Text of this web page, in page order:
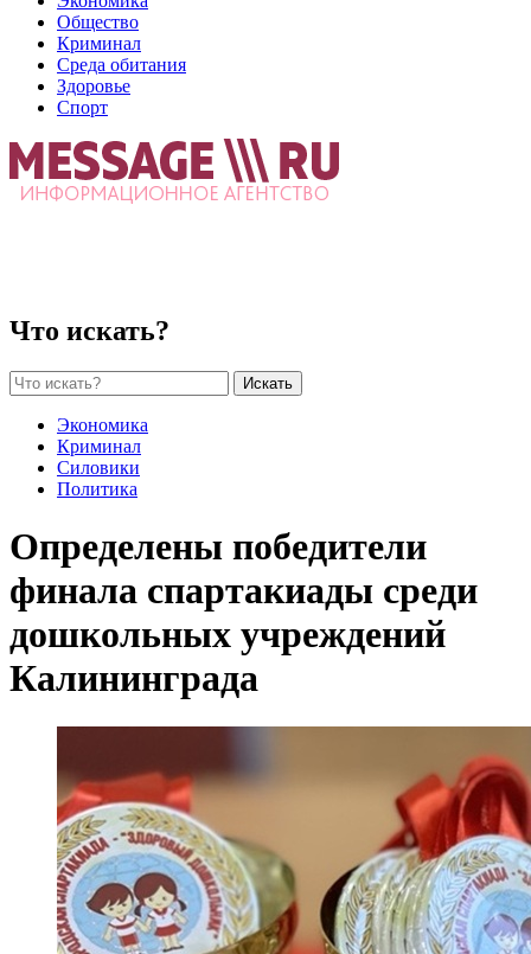
Общество
Криминал
Среда обитания
Здоровье
Спорт
Что искать?
Искать
Экономика
Криминал
Силовики
Политика
Определены победители
финала спартакиады среди
дошкольных учреждений
Калининграда